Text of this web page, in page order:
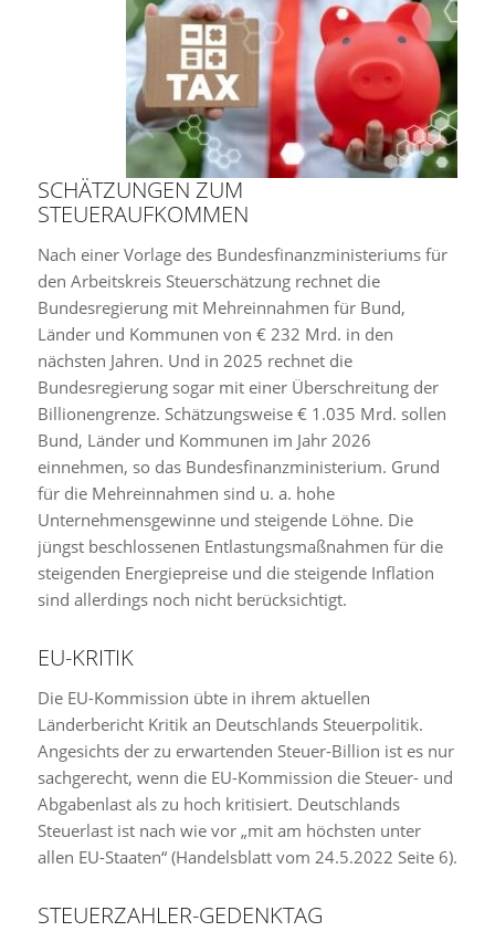
SCHÄTZUNGEN ZUM
STEUERAUFKOMMEN
Nach einer Vorlage des Bundesfinanzministeriums für
den Arbeitskreis Steuerschätzung rechnet die
Bundesregierung mit Mehreinnahmen für Bund,
Länder und Kommunen von € 232 Mrd. in den
nächsten Jahren. Und in 2025 rechnet die
Bundesregierung sogar mit einer Überschreitung der
Billionengrenze. Schätzungsweise € 1.035 Mrd. sollen
Bund, Länder und Kommunen im Jahr 2026
einnehmen, so das Bundesfinanzministerium. Grund
für die Mehreinnahmen sind u. a. hohe
Unternehmensgewinne und steigende Löhne. Die
jüngst beschlossenen Entlastungsmaßnahmen für die
steigenden Energiepreise und die steigende Inflation
sind allerdings noch nicht berücksichtigt.
EU-KRITIK
Die EU-Kommission übte in ihrem aktuellen
Länderbericht Kritik an Deutschlands Steuerpolitik.
Angesichts der zu erwartenden Steuer-Billion ist es nur
sachgerecht, wenn die EU-Kommission die Steuer- und
Abgabenlast als zu hoch kritisiert. Deutschlands
Steuerlast ist nach wie vor „mit am höchsten unter
allen EU-Staaten“ (Handelsblatt vom 24.5.2022 Seite 6).
STEUERZAHLER-GEDENKTAG